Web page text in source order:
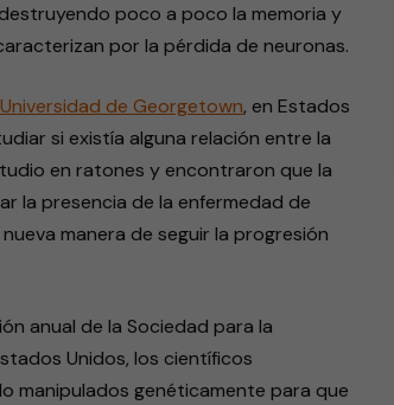
poco a poco la memoria y
por la pérdida de neuronas.
de Georgetown, en Estados
si existía alguna relación entre la
en ratones y encontraron que la
la presencia de la enfermedad de
manera de seguir la progresión
anual de la Sociedad para la
Unidos, los científicos
manipulados genéticamente para que